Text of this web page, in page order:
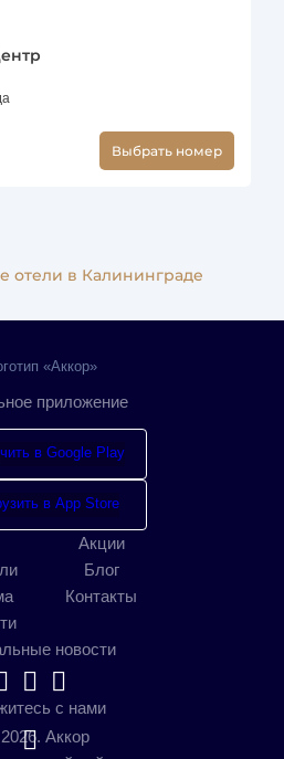
Выбрать номер
отели в Калининграде
приложение
Акции
Блог
Контакты
новости
с нами
Аккор